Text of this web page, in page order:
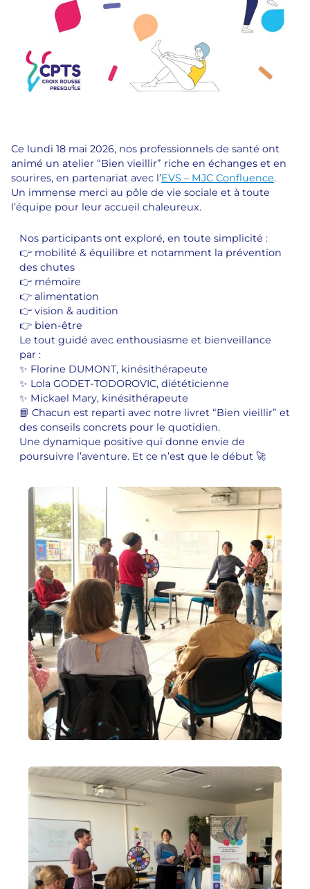
Ce lundi 18 mai 2026, nos professionnels de santé ont
animé un atelier “Bien vieillir” riche en échanges et en
sourires, en partenariat avec l’EVS – MJC Confluence.
Un immense merci au pôle de vie sociale et à toute
l’équipe pour leur accueil chaleureux.
Nos participants ont exploré, en toute simplicité :
👉 mobilité & équilibre et notamment la prévention
des chutes
👉 mémoire
👉 alimentation
👉 vision & audition
👉 bien-être
Le tout guidé avec enthousiasme et bienveillance
par :
✨ Florine DUMONT, kinésithérapeute
✨ Lola GODET-TODOROVIC, diététicienne
✨ Mickael Mary, kinésithérapeute
📘 Chacun est reparti avec notre livret “Bien vieillir” et
des conseils concrets pour le quotidien.
Une dynamique positive qui donne envie de
poursuivre l’aventure. Et ce n’est que le début 🚀